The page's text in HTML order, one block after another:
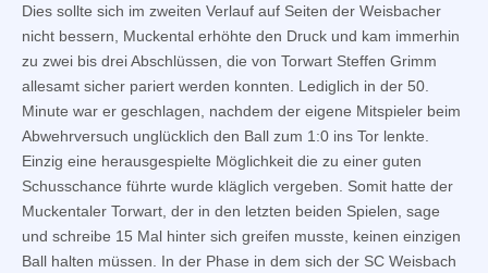
Dies sollte sich im zweiten Verlauf auf Seiten der Weisbacher
nicht bessern, Muckental erhöhte den Druck und kam immerhin
zu zwei bis drei Abschlüssen, die von Torwart Steffen Grimm
allesamt sicher pariert werden konnten. Lediglich in der 50.
Minute war er geschlagen, nachdem der eigene Mitspieler beim
Abwehrversuch unglücklich den Ball zum 1:0 ins Tor lenkte.
Einzig eine herausgespielte Möglichkeit die zu einer guten
Schusschance führte wurde kläglich vergeben. Somit hatte der
Muckentaler Torwart, der in den letzten beiden Spielen, sage
und schreibe 15 Mal hinter sich greifen musste, keinen einzigen
Ball halten müssen. In der Phase in dem sich der SC Weisbach